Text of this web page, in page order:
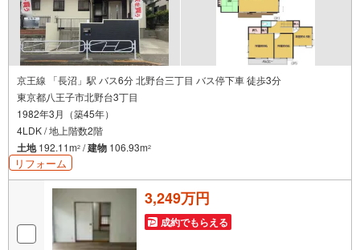
京王線 「長沼」駅 バス6分 北野台三丁目 バス停下車 徒歩3分
東京都八王子市北野台3丁目
1982年3月（築45年）
4LDK / 地上階数2階
土地192.11m2 /建物 106.93m2
リフォーム
3,249万円
成約でもらえる